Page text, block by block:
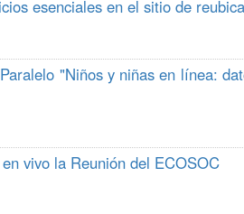
esenciales en el sitio de
"Niños y niñas en línea:
vivo la Reunión del ECOSOC